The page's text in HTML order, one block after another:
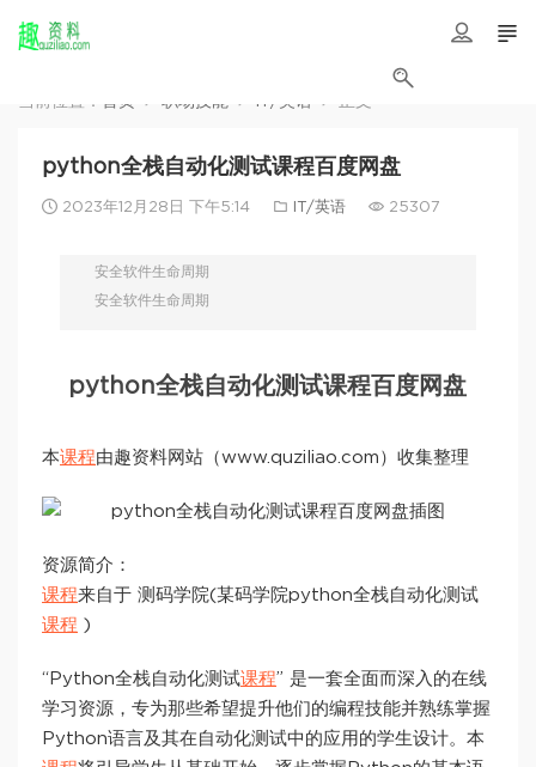
当前位置： 首页 职场技能 IT/英语 正文
python全栈自动化测试课程百度网盘
2023年12月28日 下午5:14 IT/英语 25307
安全软件生命周期
安全软件生命周期
python全栈自动化测试课程百度网盘
本课程由趣资料网站（www.quziliao.com）收集整理
资源简介：
课程来自于 测码学院(某码学院python全栈自动化测试
课程 )
“Python全栈自动化测试课程” 是一套全面而深入的在线
学习资源，专为那些希望提升他们的编程技能并熟练掌握
Python语言及其在自动化测试中的应用的学生设计。本